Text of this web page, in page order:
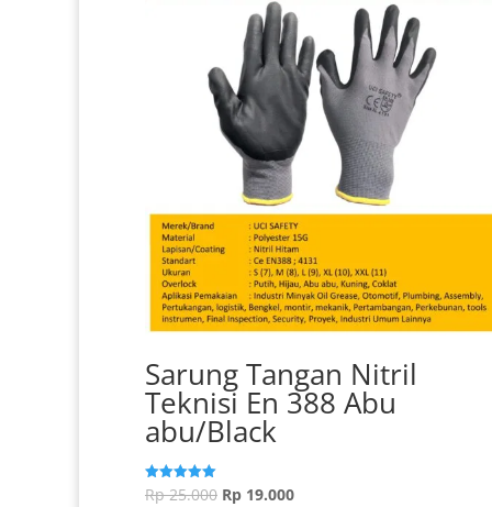
Sarung Tangan Nitril
Teknisi En 388 Abu
abu/Black
Dinilai
5.00
Rp25.000 Harga
Rp 19.000Harga